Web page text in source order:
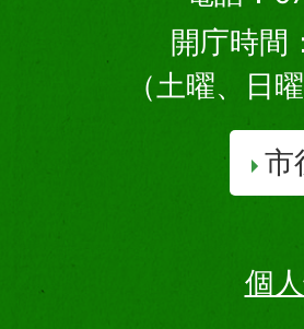
開庁時間
（土曜、日
市
個